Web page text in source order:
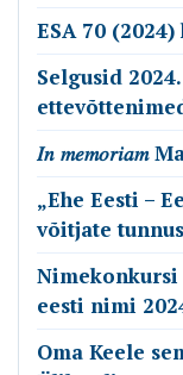
ESA 70
Selgusid
𝐼𝑛 𝑚𝑒𝑚𝑜𝑟𝑖𝑎𝑚
„Ehe Eesti –
võitjate
Nimekonkursi
eesti nimi
Oma Keele